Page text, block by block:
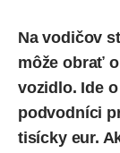
Na vodičov
môže obrať
vozidlo. Ide
podvodníci
tisícky eur.